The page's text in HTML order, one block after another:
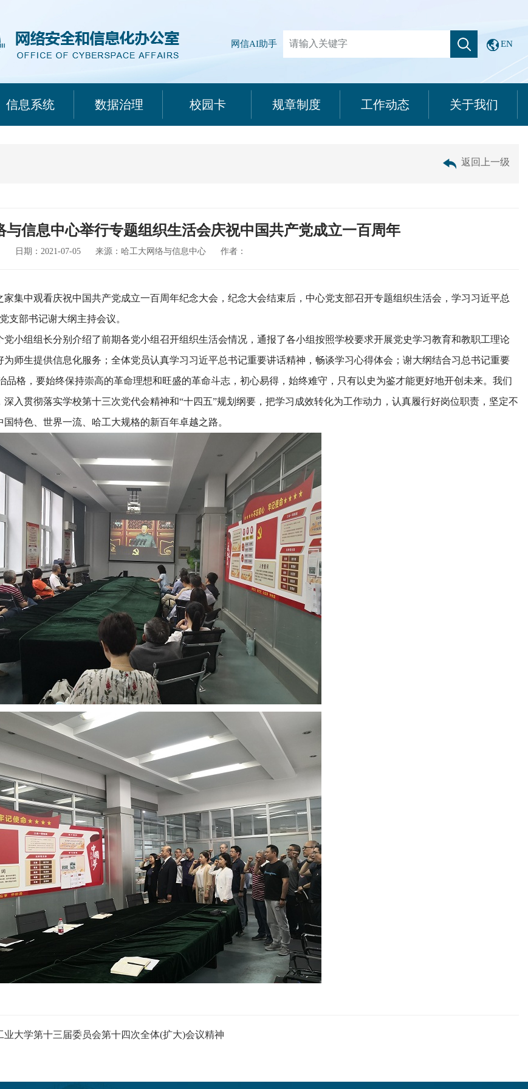
网信AI助手 EN
信息系统 数据治理 校园卡 规章制度 工作动态 关于我们
返回上一级
与信息中心举行专题组织生活会庆祝中国共产党成立一百周年
日期：2021-07-05 来源：哈工大网络与信息中心 作者：
集中观看庆祝中国共产党成立一百周年纪念大会，纪念大会结束后，中心党支部召开专题组织生活会，学习习近平总
支部书记谢大纲主持会议。
小组组长分别介绍了前期各党小组召开组织生活会情况，通报了各小组按照学校要求开展党史学习教育和教职工理论
师生提供信息化服务；全体党员认真学习习近平总书记重要讲话精神，畅谈学习心得体会；谢大纲结合习总书记重要
格，要始终保持崇高的革命理想和旺盛的革命斗志，初心易得，始终难守，只有以史为鉴才能更好地开创未来。我们
入贯彻落实学校第十三次党代会精神和“十四五”规划纲要，把学习成效转化为工作动力，认真履行好岗位职责，坚定不
特色、世界一流、哈工大规格的新百年卓越之路。
大学第十三届委员会第十四次全体(扩大)会议精神